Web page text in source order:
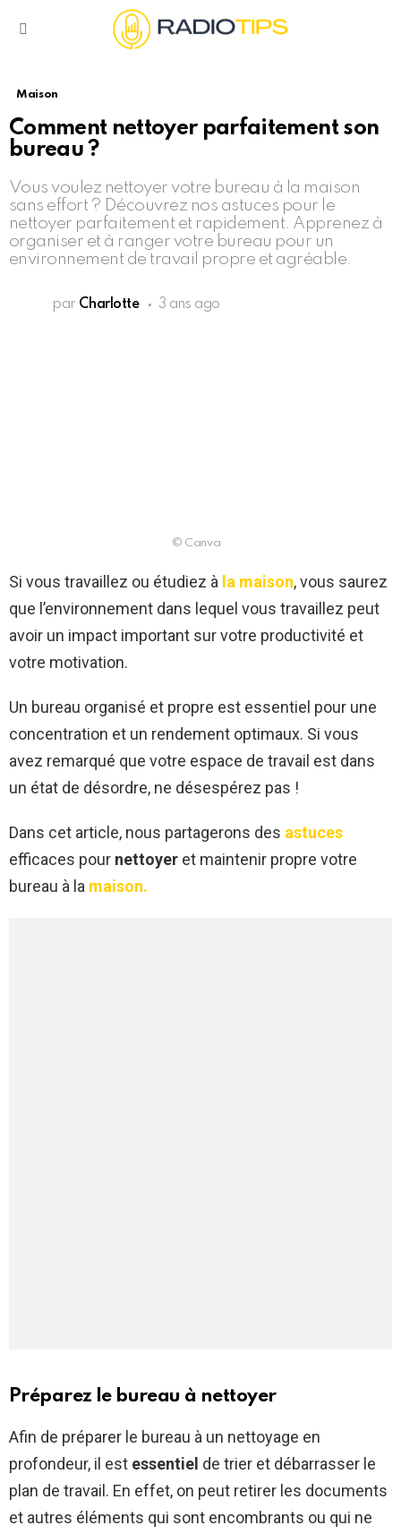
Maison
Comment nettoyer parfaitement son
bureau ?
Vous voulez nettoyer votre bureau à la maison
sans effort ? Découvrez nos astuces pour le
nettoyer parfaitement et rapidement. Apprenez à
organiser et à ranger votre bureau pour un
environnement de travail propre et agréable.
par Charlotte 3 ans ago
© Canva
Si vous travaillez ou étudiez à la maison, vous saurez
que l’environnement dans lequel vous travaillez peut
avoir un impact important sur votre productivité et
votre motivation.
Un bureau organisé et propre est essentiel pour une
concentration et un rendement optimaux. Si vous
avez remarqué que votre espace de travail est dans
un état de désordre, ne désespérez pas !
Dans cet article, nous partagerons des astuces
efficaces pour nettoyer et maintenir propre votre
bureau à la maison.
Préparez le bureau à nettoyer
Afin de préparer le bureau à un nettoyage en
profondeur, il est essentiel de trier et débarrasser le
plan de travail. En effet, on peut retirer les documents
et autres éléments qui sont encombrants ou qui ne